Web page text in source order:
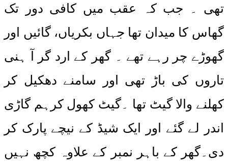
تھی ۔ جب کہ عقب میں کافی دور تک
گھاس کا میدان تھا جہاں بکریاں، گائیں اور
گھوڑے چر رہے تھے ۔ گھر کے ارد گر آ ہنی
تاروں کی باڑ تھی اور سامنے دھکیل کر
کھلنے والا گیٹ تھا ۔گیٹ کھول کرہم گاڑی
اندر لے گئے اور ایک شیڈ کے نیچے پارک کر
دی۔گھر کے باہر نمبر کے علاوہ کچھ نہیں